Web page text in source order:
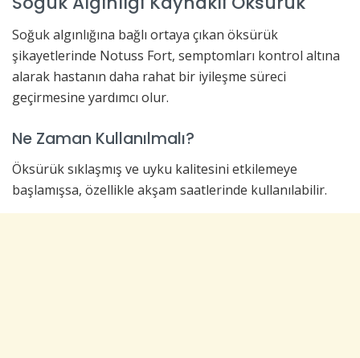
Soğuk algınlığına bağlı ortaya çıkan öksürük
şikayetlerinde Notuss Fort, semptomları kontrol altına
alarak hastanın daha rahat bir iyileşme süreci
geçirmesine yardımcı olur.
Ne Zaman Kullanılmalı?
Öksürük sıklaşmış ve uyku kalitesini etkilemeye
başlamışsa, özellikle akşam saatlerinde kullanılabilir.